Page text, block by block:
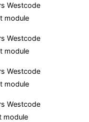
Westcode
module
Westcode
module
Westcode
module
Westcode
module